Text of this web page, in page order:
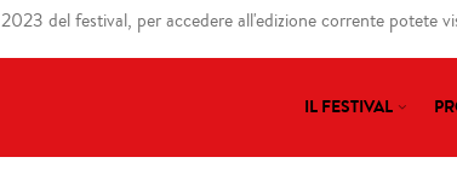
IL FESTIVAL
del festival, per accedere all'edizione corrente potete